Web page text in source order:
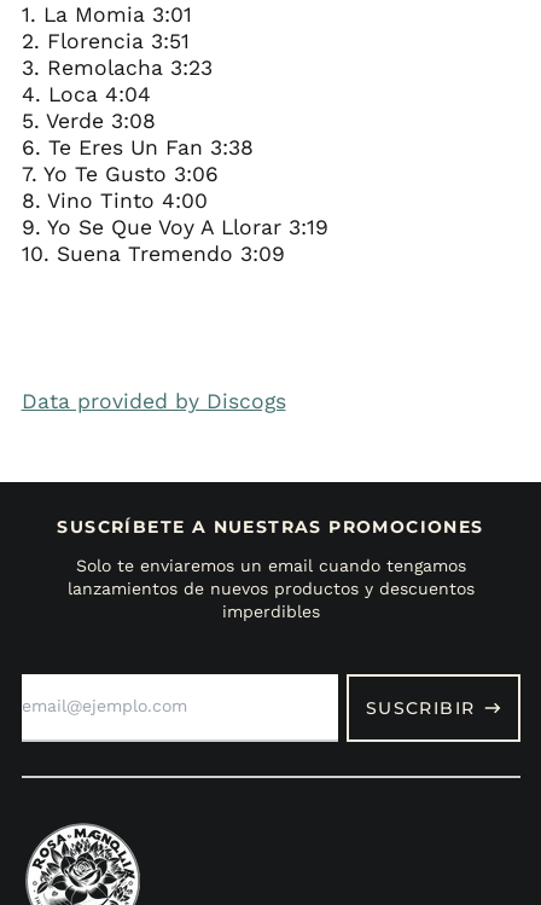
1. La Momia 3:01
2. Florencia 3:51
3. Remolacha 3:23
4. Loca 4:04
5. Verde 3:08
6. Te Eres Un Fan 3:38
7. Yo Te Gusto 3:06
8. Vino Tinto 4:00
9. Yo Se Que Voy A Llorar 3:19
10. Suena Tremendo 3:09
Data provided by Discogs
SUSCRÍBETE A NUESTRAS PROMOCIONES
Solo te enviaremos un email cuando tengamos
lanzamientos de nuevos productos y descuentos
imperdibles
SUSCRIBIR